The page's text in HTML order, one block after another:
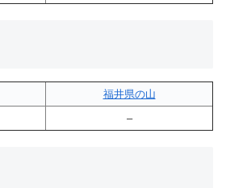
福井県の山
–